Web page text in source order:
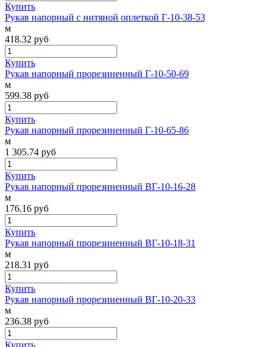
Купить
Рукав напорный с нитяной оплеткой Г-10-38-53
м
418.32 руб
Купить
Рукав напорный прорезиненный Г-10-50-69
м
599.38 руб
Купить
Рукав напорный прорезиненный Г-10-65-86
м
1 305.74 руб
Купить
Рукав напорный прорезиненный ВГ-10-16-28
м
176.16 руб
Купить
Рукав напорный прорезиненный ВГ-10-18-31
м
218.31 руб
Купить
Рукав напорный прорезиненный ВГ-10-20-33
м
236.38 руб
Купить